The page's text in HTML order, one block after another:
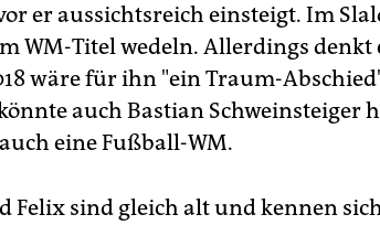
er aussichtsreich einsteigt. Im
WM-Titel wedeln. Allerdings denkt
wäre für ihn "ein Traum-
auch Bastian Schweinsteiger
eine Fußball-WM.
Felix sind gleich alt und kennen